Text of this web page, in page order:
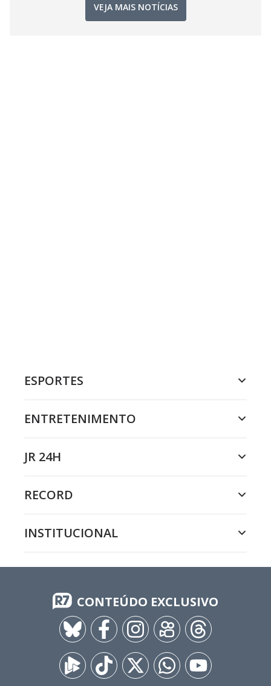
VEJA MAIS NOTÍCIAS
ESPORTES
ENTRETENIMENTO
JR 24H
RECORD
INSTITUCIONAL
CONTEÚDO EXCLUSIVO